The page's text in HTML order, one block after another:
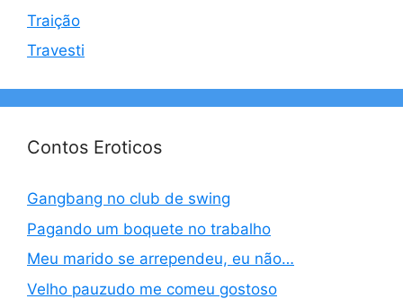
Traição
Travesti
Contos Eroticos
Gangbang no club de swing
Pagando um boquete no trabalho
Meu marido se arrependeu, eu não…
Velho pauzudo me comeu gostoso